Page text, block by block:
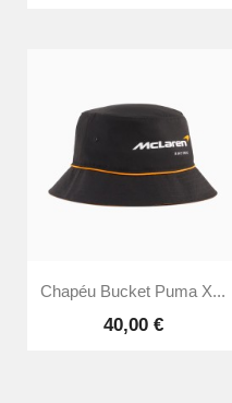
Chapéu Bucket Puma X...
40,00 €